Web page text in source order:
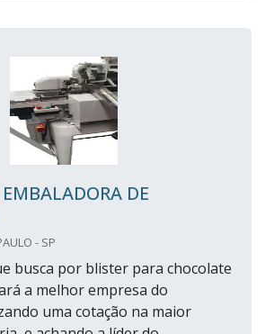
DE
- SP
busca por blister para chocolate
a melhor empresa do
uma cotação na maior